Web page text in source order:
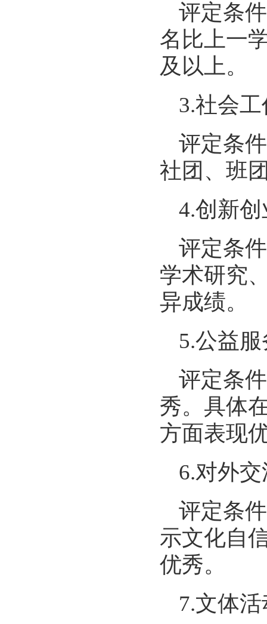
评定条
名比上一
及以上。
3.社会
评定条
社团、班
4.创新
评定条
学术研究
异成绩。
5.公益
评定条
秀。具体
方面表现
6.对外
评定条
示文化自
优秀。
7.文体